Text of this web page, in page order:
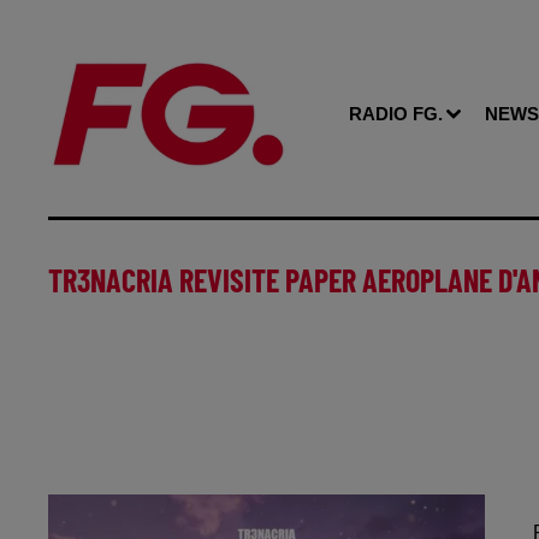
RADIO FG. NEWS
TR3NACRIA REVISITE PAPER AEROPLANE